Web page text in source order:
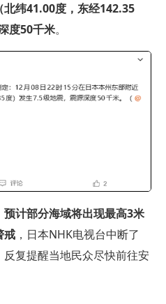
纬41.00度，东经142.35
度50千米。
预计部分海域将出现最高3米
戒，日本NHK电视台中断了
复提醒当地民众尽快前往安